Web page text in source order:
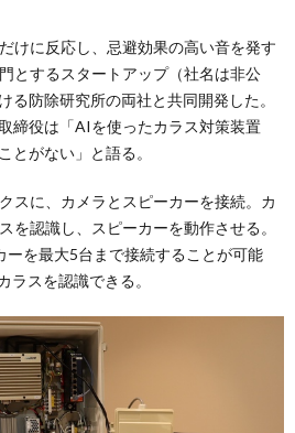
けに反応し、忌避効果の高い音を発す
とするスタートアップ（社名は非公
る防除研究所の両社と共同開発した。
締役は「AIを使ったカラス対策装置
とがない」と語る。
スに、カメラとスピーカーを接続。カ
を認識し、スピーカーを動作させる。
を最大5台まで接続することが可能
ラスを認識できる。